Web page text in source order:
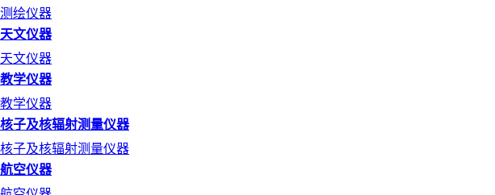
测绘仪器
天文仪器
天文仪器
教学仪器
教学仪器
核子及核辐射测量仪器
核子及核辐射测量仪器
航空仪器